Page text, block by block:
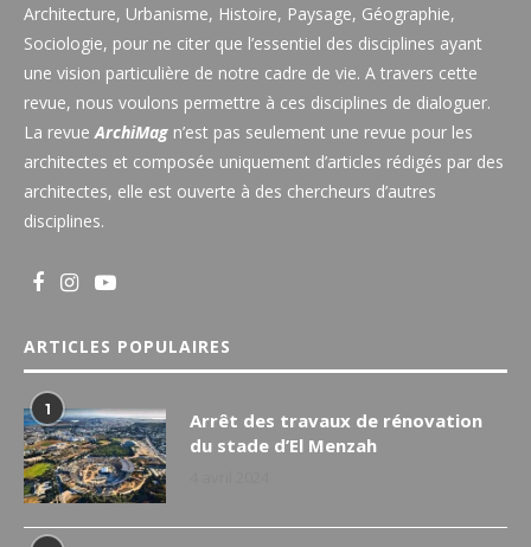
Architecture, Urbanisme, Histoire, Paysage, Géographie,
Sociologie, pour ne citer que l’essentiel des disciplines ayant
une vision particulière de notre cadre de vie. A travers cette
revue, nous voulons permettre à ces disciplines de dialoguer.
La revue ArchiMag n’est pas seulement une revue pour les
architectes et composée uniquement d’articles rédigés par des
architectes, elle est ouverte à des chercheurs d’autres
disciplines.
ARTICLES POPULAIRES
1
Arrêt des travaux de rénovation
du stade d’El Menzah